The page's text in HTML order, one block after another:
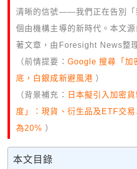
清晰的信號——我們正在告別「
個由機構主導的新時代。本文源
著文章，由Foresight News整
（前情提要： Google 搜尋「加
底，白銀成新避風港 ）
（背景補充：
日本擬引入加密
度」：現貨、衍生品及ETF交
為20% ）
本文目錄